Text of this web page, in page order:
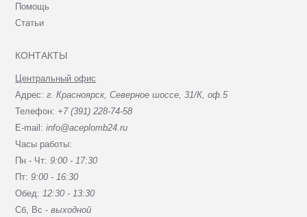
Помощь
Статьи
КОНТАКТЫ
Центральный офис
Адрес:г. Красноярск, Северное шоссе, 31/К, оф.5
Телефон: +7 (391) 228-74-58
E-mail:info@aceplomb24.ru
Часы работы:
Пн - Чт:9:00 - 17:30
Пт:9:00 - 16:30
Обед: 12:30 - 13:30
Сб, Вc -выходной